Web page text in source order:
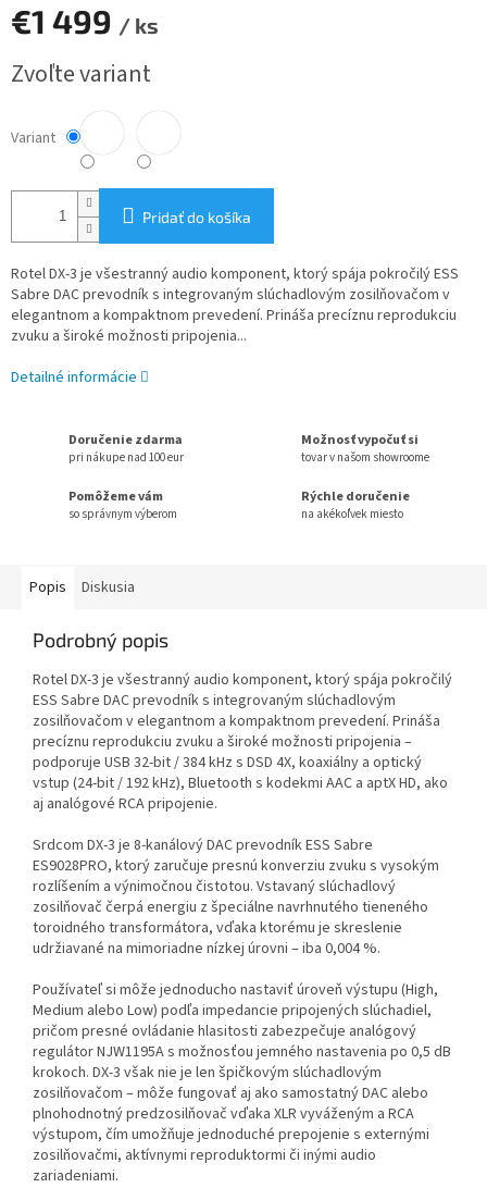
€1 499 / ks
cena:
Zvoľte variant
Variant
Pridať do košíka
Rotel DX-3 je všestranný audio komponent, ktorý spája pokročilý ESS
Sabre DAC prevodník s integrovaným slúchadlovým zosilňovačom v
elegantnom a kompaktnom prevedení. Prináša precíznu reprodukciu
zvuku a široké možnosti pripojenia...
Detailné informácie
Doručenie zdarma
pri nákupe nad 100 eur
Možnosť vypočuť si
tovar v našom showroome
Pomôžeme vám
so správnym výberom
Rýchle doručenie
na akékoľvek miesto
Popis Diskusia
Podrobný popis
Rotel DX-3 je všestranný audio komponent, ktorý spája pokročilý
ESS Sabre DAC prevodník s integrovaným slúchadlovým
zosilňovačom v elegantnom a kompaktnom prevedení. Prináša
precíznu reprodukciu zvuku a široké možnosti pripojenia –
podporuje USB 32-bit / 384 kHz s DSD 4X, koaxiálny a optický
vstup (24-bit / 192 kHz), Bluetooth s kodekmi AAC a aptX HD, ako
aj analógové RCA pripojenie.
Srdcom DX-3 je 8-kanálový DAC prevodník ESS Sabre
ES9028PRO, ktorý zaručuje presnú konverziu zvuku s vysokým
rozlíšením a výnimočnou čistotou. Vstavaný slúchadlový
zosilňovač čerpá energiu z špeciálne navrhnutého tieneného
toroidného transformátora, vďaka ktorému je skreslenie
udržiavané na mimoriadne nízkej úrovni – iba 0,004 %.
Používateľ si môže jednoducho nastaviť úroveň výstupu (High,
Medium alebo Low) podľa impedancie pripojených slúchadiel,
pričom presné ovládanie hlasitosti zabezpečuje analógový
regulátor NJW1195A s možnosťou jemného nastavenia po 0,5 dB
krokoch. DX-3 však nie je len špičkovým slúchadlovým
zosilňovačom – môže fungovať aj ako samostatný DAC alebo
plnohodnotný predzosilňovač vďaka XLR vyváženým a RCA
výstupom, čím umožňuje jednoduché prepojenie s externými
zosilňovačmi, aktívnymi reproduktormi či inými audio
zariadeniami.